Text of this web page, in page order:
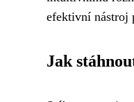
efektivní nástroj
Jak